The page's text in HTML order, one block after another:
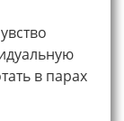
в парах